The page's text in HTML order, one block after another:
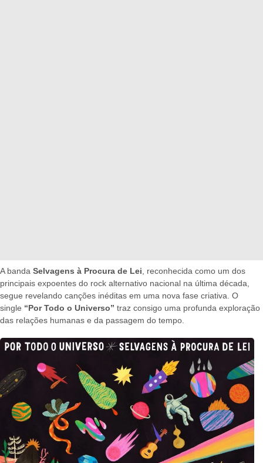
A banda Selvagens à Procura de Lei, reconhecida como um dos
principais expoentes do rock alternativo nacional na última década,
segue revelando canções inéditas em uma nova fase criativa. O
single “Por Todo o Universo” traz consigo uma profunda exploração
das relações humanas e da passagem do tempo.